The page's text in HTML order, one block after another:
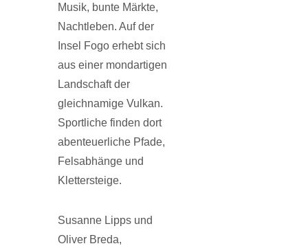
Musik, bunte Märkte,
Nachtleben. Auf der
Insel Fogo erhebt sich
aus einer mondartigen
Landschaft der
gleichnamige Vulkan.
Sportliche finden dort
abenteuerliche Pfade,
Felsabhänge und
Klettersteige.
Susanne Lipps und
Oliver Breda,